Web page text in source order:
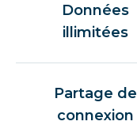
Données
illimitées
Partage de
connexion